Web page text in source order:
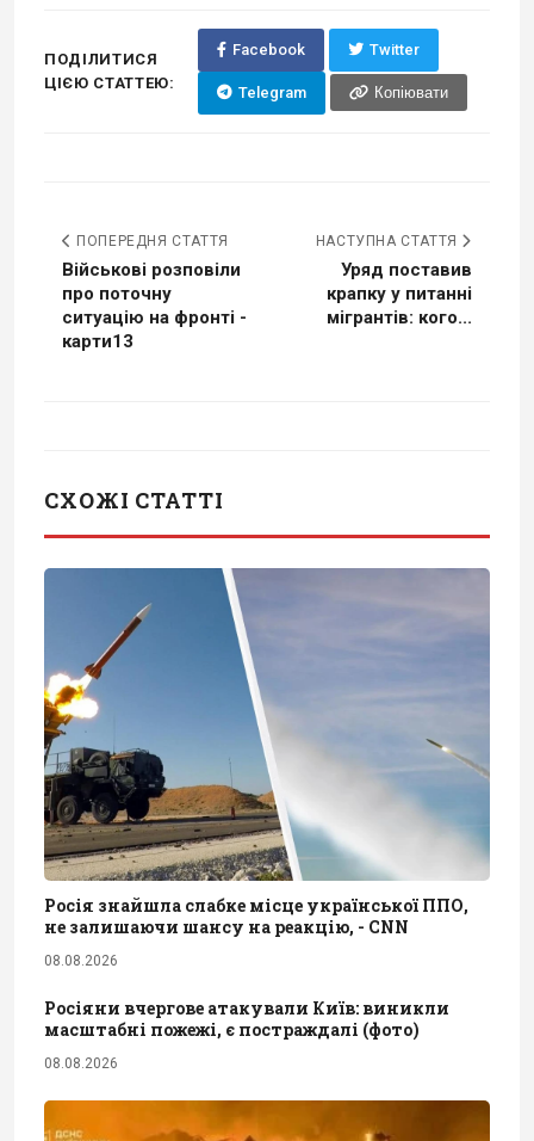
ПОДІЛИТИСЯ
ЦІЄЮ СТАТТЕЮ:
Facebook Twitter
Telegram Копіювати
ПОПЕРЕДНЯ СТАТТЯ
Військові розповіли
про поточну
ситуацію на фронті -
карти13
НАСТУПНА СТАТТЯ
Уряд поставив
крапку у питанні
мігрантів: кого...
СХОЖІ СТАТТІ
Росія знайшла слабке місце української ППО,
не залишаючи шансу на реакцію, - CNN
08.08.2026
Росіяни вчергове атакували Київ: виникли
масштабні пожежі, є постраждалі (фото)
08.08.2026